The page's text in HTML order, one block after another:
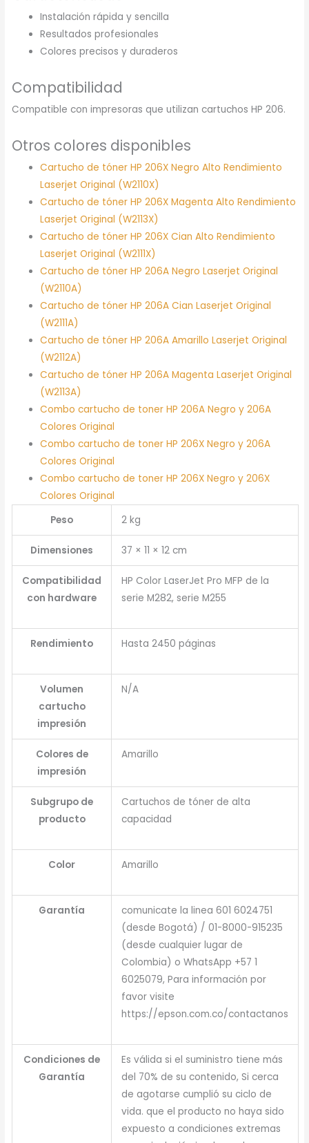
Instalación rápida y sencilla
Resultados profesionales
Colores precisos y duraderos
Compatibilidad
Compatible con impresoras que utilizan cartuchos HP 206.
Otros colores disponibles
Cartucho de tóner HP 206X Negro Alto Rendimiento
Laserjet Original (W2110X)
Cartucho de tóner HP 206X Magenta Alto Rendimiento
Laserjet Original (W2113X)
Cartucho de tóner HP 206X Cian Alto Rendimiento
Laserjet Original (W2111X)
Cartucho de tóner HP 206A Negro Laserjet Original
(W2110A)
Cartucho de tóner HP 206A Cian Laserjet Original
(W2111A)
Cartucho de tóner HP 206A Amarillo Laserjet Original
(W2112A)
Cartucho de tóner HP 206A Magenta Laserjet Original
(W2113A)
Combo cartucho de toner HP 206A Negro y 206A
Colores Original
Combo cartucho de toner HP 206X Negro y 206A
Colores Original
Combo cartucho de toner HP 206X Negro y 206X
Colores Original
Peso
2 kg
Dimensiones 37 × 11 × 12 cm
Compatibilidad
con hardware
HP Color LaserJet Pro MFP de la
serie M282, serie M255
Rendimiento Hasta 2450 páginas
Volumen
cartucho
impresión
N/A
Colores de
impresión
Amarillo
Subgrupo de
producto
Cartuchos de tóner de alta
capacidad
Color Amarillo
Garantía
comunicate la linea 601 6024751
(desde Bogotá) / 01-8000-915235
(desde cualquier lugar de
Colombia) o WhatsApp +57 1
6025079, Para información por
favor visite
https://epson.com.co/contactanos
Condiciones de
Garantía
Es válida si el suministro tiene más
del 70% de su contenido, Si cerca
de agotarse cumplió su ciclo de
vida. que el producto no haya sido
expuesto a condiciones extremas